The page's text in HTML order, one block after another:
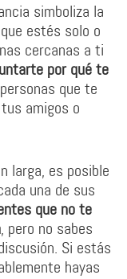
simboliza la
estés solo o
cercanas a ti
por qué te
que te
amigos o
larga, es posible
una de sus
que no te
, pero no sabes
Si estás
hayas